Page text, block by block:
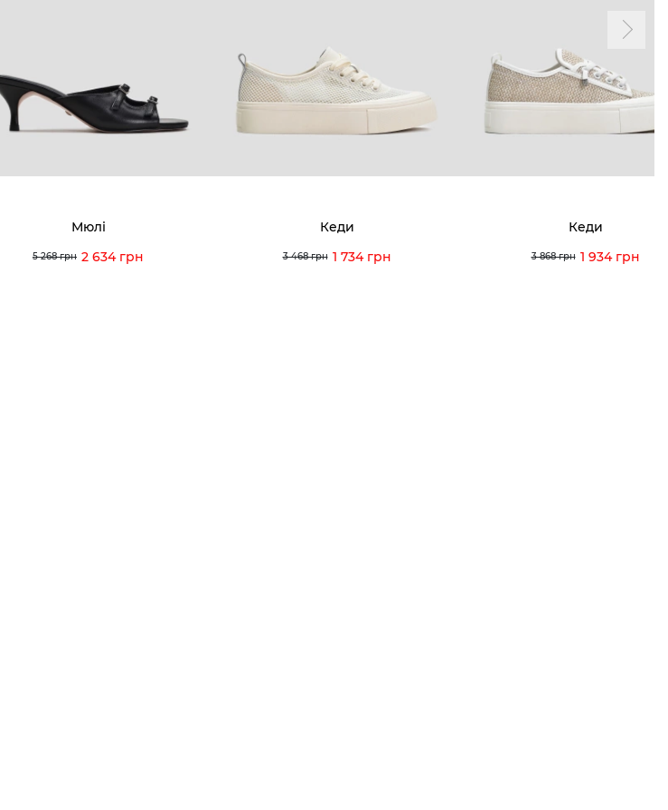
Мюлі
5 268 грн 2 634 грн
Кеди
3 468 грн 1 734 грн
Кеди
3 868 грн 1 934 грн
Вакансії та Робота
Наші магазини
Доставка і оплата Мої перегляди